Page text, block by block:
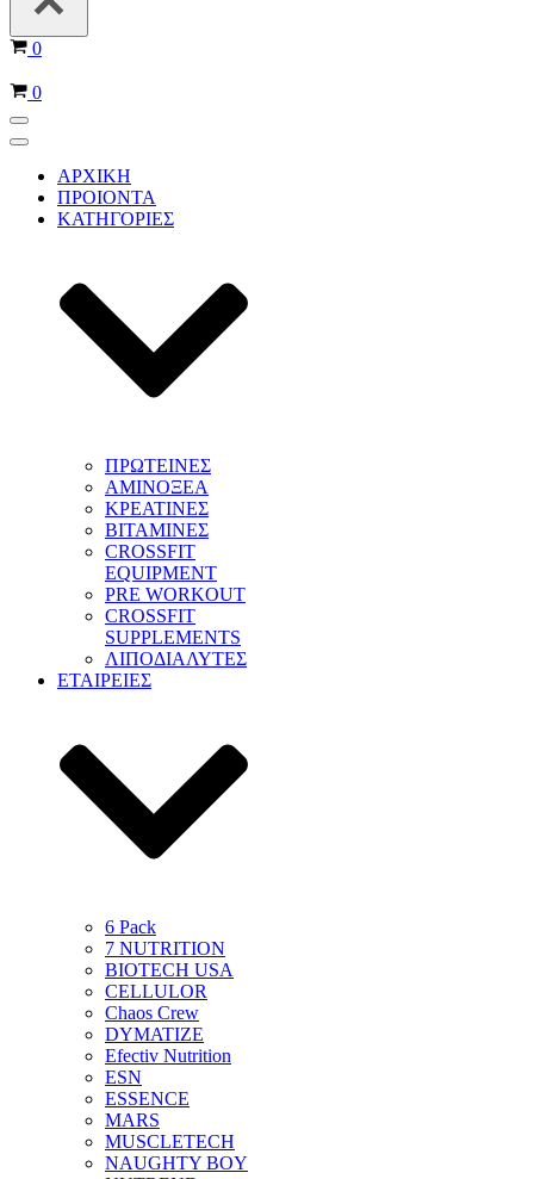
Καλάθι
0
Καλάθι
0
Μενού
πλοήγησης
Μενού
πλοήγησης
ΑΡΧΙΚΗ
ΠΡΟΙΟΝΤΑ
ΚΑΤΗΓΟΡΙΕΣ
ΠΡΩΤΕΙΝΕΣ
ΑΜΙΝΟΞΕΑ
ΚΡΕΑΤΙΝΕΣ
ΒΙΤΑΜΙΝΕΣ
CROSSFIT
EQUIPMENT
PRE WORKOUT
CROSSFIT
SUPPLEMENTS
ΛΙΠΟΔΙΑΛΥΤΕΣ
ΕΤΑΙΡΕΙΕΣ
6 Pack
7 NUTRITION
BIOTECH USA
CELLULOR
Chaos Crew
DYMATIZE
Efectiv Nutrition
ESN
ESSENCE
MARS
MUSCLETECH
NAUGHTY BOY